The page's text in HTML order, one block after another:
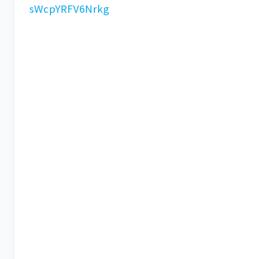
sWcpYRFV6Nrkg